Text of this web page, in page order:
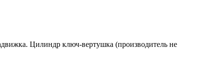
Цилиндр ключ-вертушка (производитель не